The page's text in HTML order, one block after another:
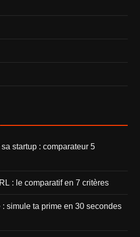
startup : comparateur 5
: le comparatif en 7 critères
simule ta prime en 30 secondes